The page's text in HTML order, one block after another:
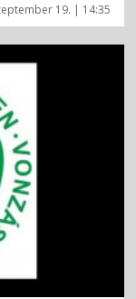
19. | 14:35